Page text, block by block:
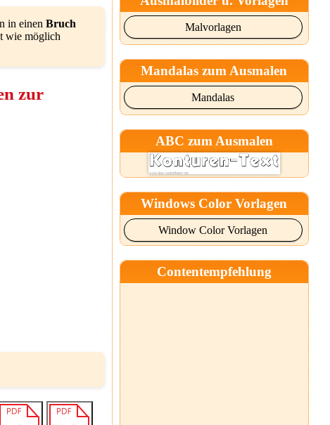
in einen Bruch
wie möglich
zur
Malvorlagen
Mandalas zum Ausmalen
Mandalas
ABC zum Ausmalen
Windows Color Vorlagen
Window Color Vorlagen
Contentempfehlung